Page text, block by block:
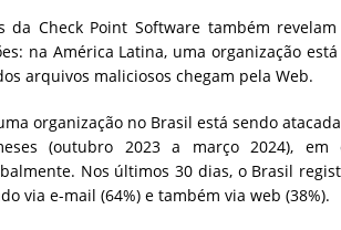
da Check Point Software também
na América Latina, uma organização
arquivos maliciosos chegam pela Web.
organização no Brasil está sendo
(outubro 2023 a março 2024), em
Nos últimos 30 dias, o Brasil
via e-mail (64%) e também via web (38%).